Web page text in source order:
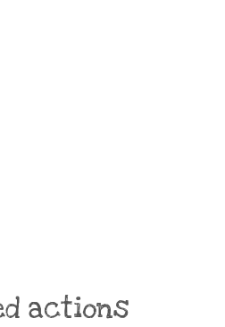
actions